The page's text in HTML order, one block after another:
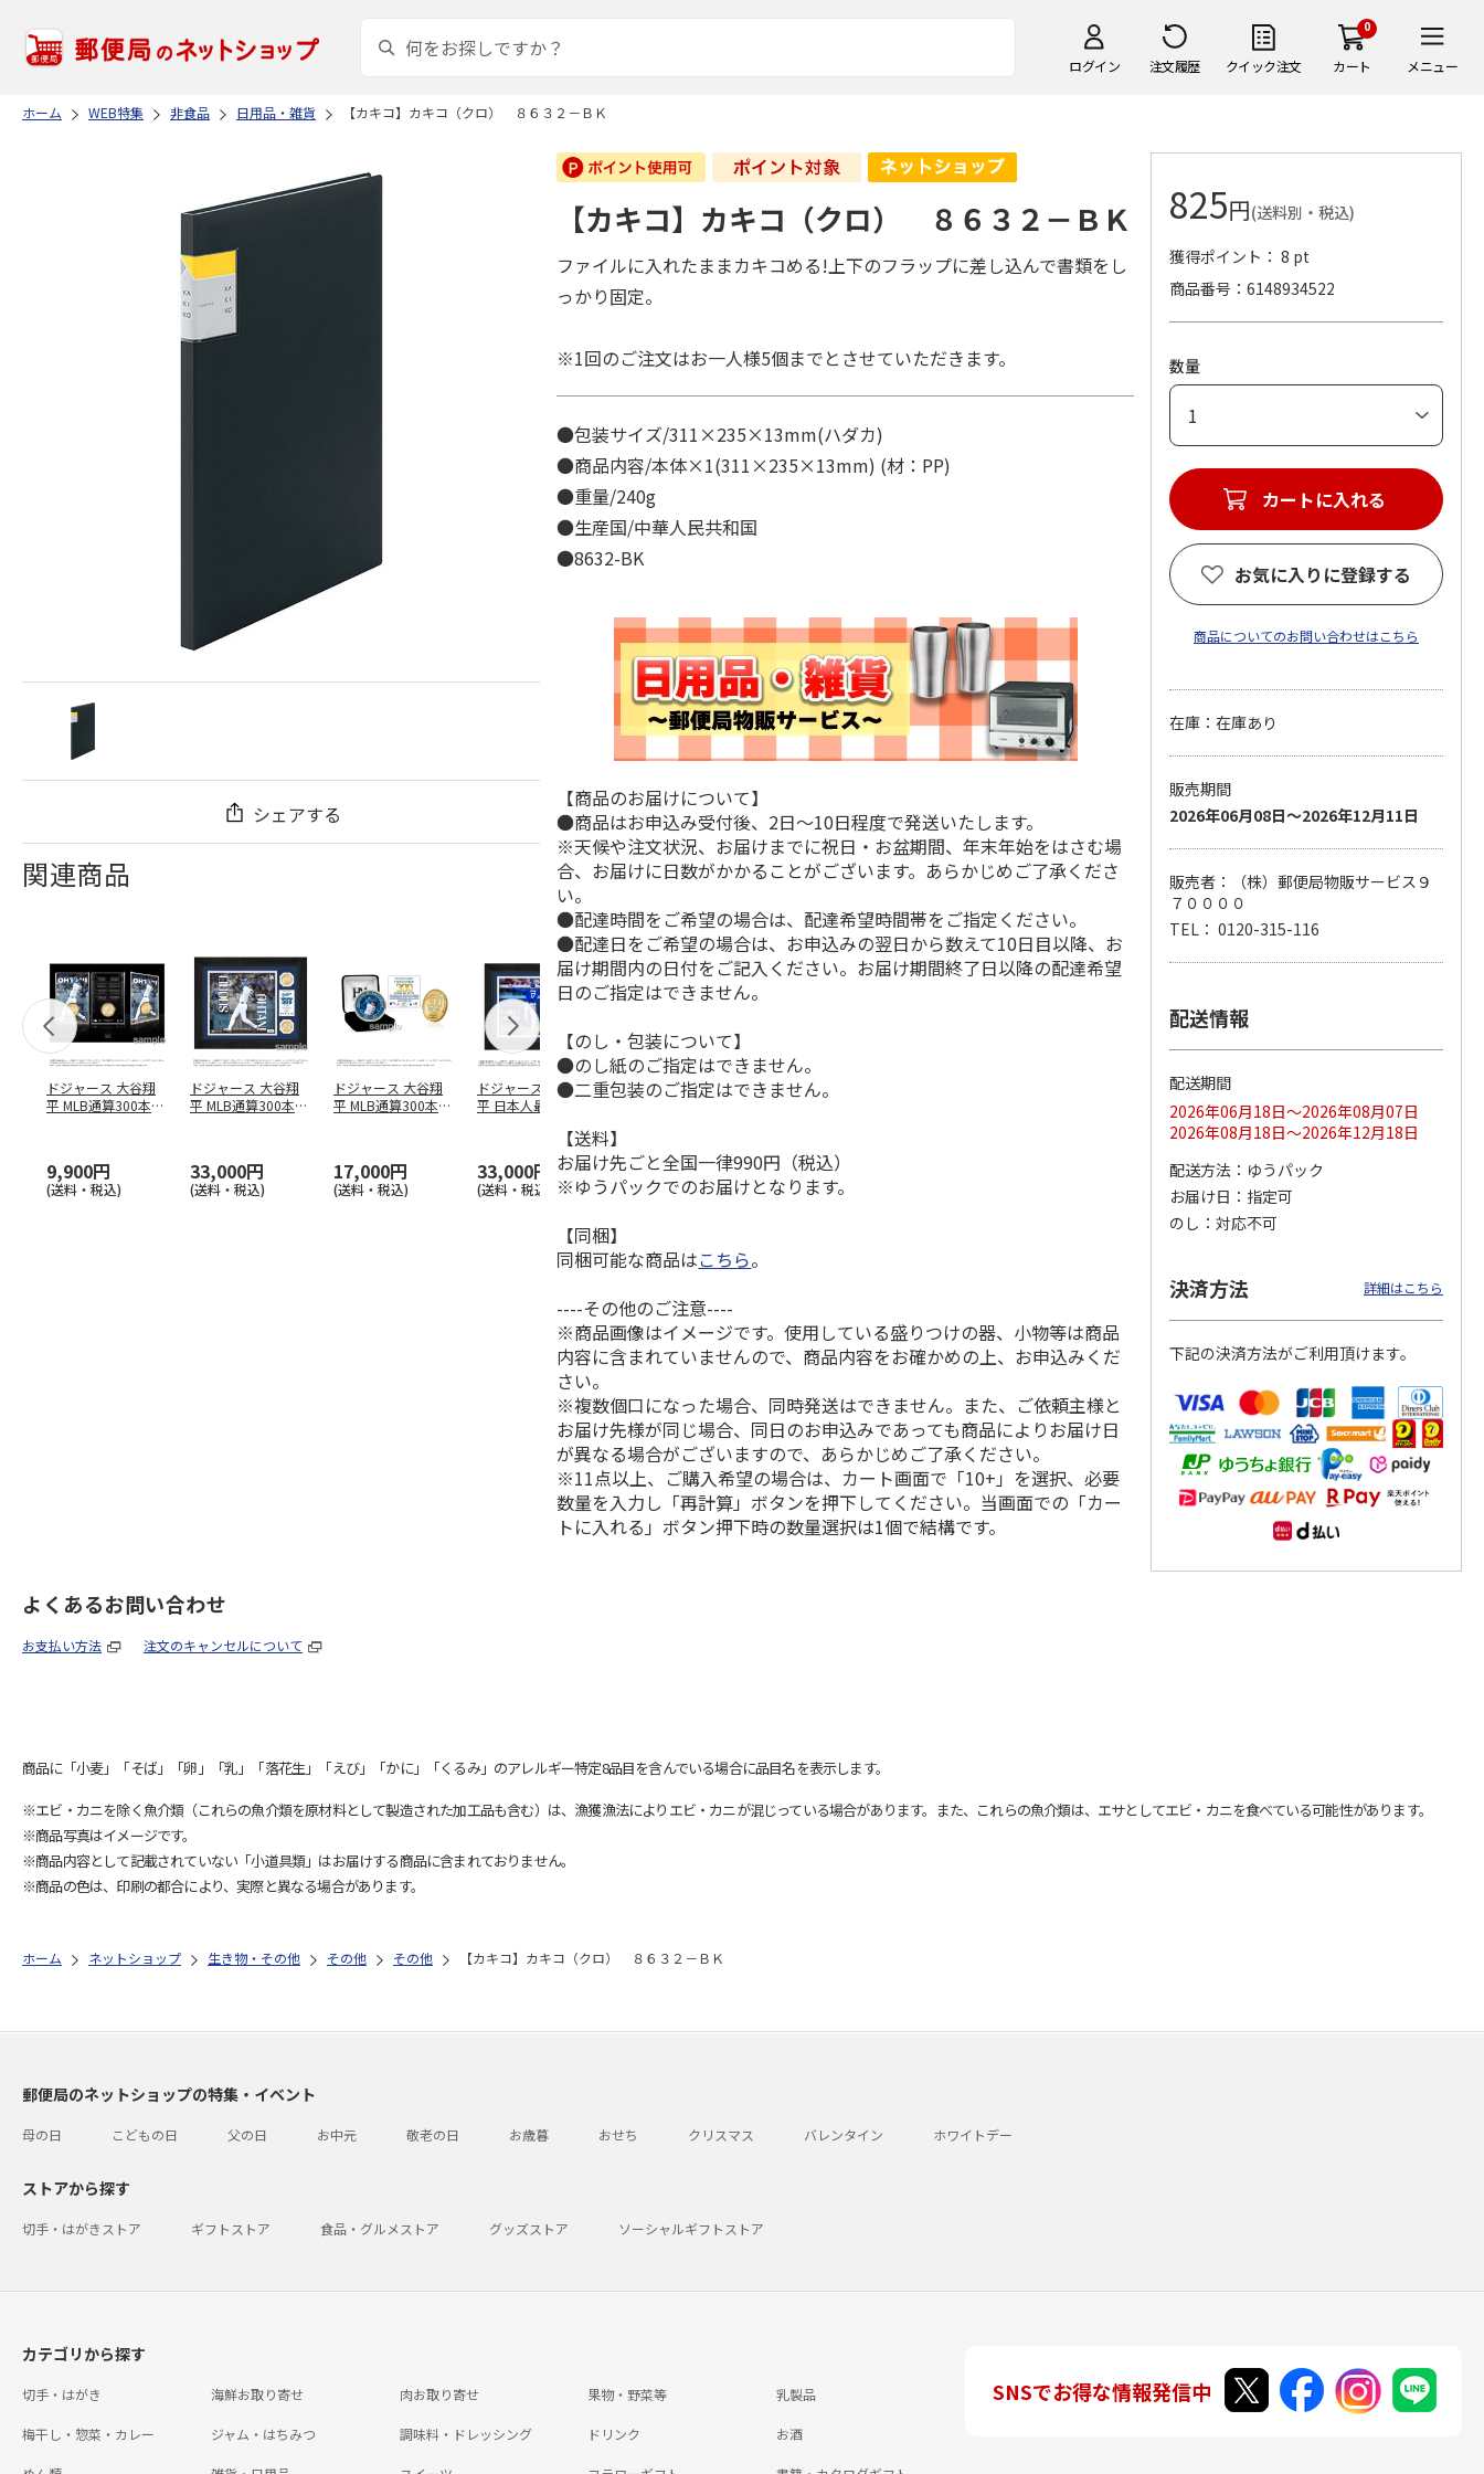
ログイン 注文履歴 クイック注文
0
カート メニュー
ホーム WEB特集 非食品 日用品・雑貨 【カキコ】カキコ（クロ） ８６３２－ＢＫ
シェアする
関連商品
ドジャース 大谷翔
平 MLB通算300本塁
9,900円
(送料・税込)
ドジャース 大谷翔
平 MLB通算300本塁
33,000円
(送料・税込)
ドジャース 大谷翔
平 MLB通算300本塁
17,000円
(送料・税込)
ドジャース 大谷翔
平 日本人最多53試
33,000円
(送料・税込)
MLB ドジャース 大
谷翔平 2026 NL 3・
33,000円
(送料・税込)
ドジャース 大谷翔
9,900円
(送料・税込)
ドジャース 大谷翔
平 日本人最多53試
合連続出塁記念 シ
ル…
17,000円
(送料・税込)
谷翔平 2026 NL 3・
4月投手…
【カキコ】カキコ（クロ） ８６３２－ＢＫ
ファイルに入れたままカキコめる!上下のフラップに差し込んで書類をし
っかり固定。
※1回のご注文はお一人様5個までとさせていただきます。
●包装サイズ/311×235×13mm(ハダカ)
●商品内容/本体×1(311×235×13mm) (材：PP)
●重量/240g
●生産国/中華人民共和国
●8632-BK
【商品のお届けについて】
●商品はお申込み受付後、2日～10日程度で発送いたします。
※天候や注文状況、お届けまでに祝日・お盆期間、年末年始をはさむ場
合、お届けに日数がかかることがございます。あらかじめご了承くださ
い。
●配達時間をご希望の場合は、配達希望時間帯をご指定ください。
●配達日をご希望の場合は、お申込みの翌日から数えて10日目以降、お
届け期間内の日付をご記入ください。お届け期間終了日以降の配達希望
日のご指定はできません。
【のし・包装について】
●のし紙のご指定はできません。
●二重包装のご指定はできません。
【送料】
お届け先ごと全国一律990円（税込）
※ゆうパックでのお届けとなります。
【同梱】
同梱可能な商品はこちら。
----その他のご注意----
※商品画像はイメージです。使用している盛りつけの器、小物等は商品
内容に含まれていませんので、商品内容をお確かめの上、お申込みくだ
さい。
※複数個口になった場合、同時発送はできません。また、ご依頼主様と
お届け先様が同じ場合、同日のお申込みであっても商品によりお届け日
が異なる場合がございますので、あらかじめご了承ください。
※11点以上、ご購入希望の場合は、カート画面で「10+」を選択、必要
数量を入力し「再計算」ボタンを押下してください。当画面での「カー
トに入れる」ボタン押下時の数量選択は1個で結構です。
825円(送料別・税込)
獲得ポイント： 8 pt
商品番号
6148934522
数量
カートに入れる
お気に入りに登録する
商品についてのお問い合わせはこちら
在庫：在庫あり
販売期間
2026年06月08日～2026年12月11日
販売者：（株）郵便局物販サービス９
７００００
TEL： 0120-315-116
配送情報
配送期間
2026年06月18日～2026年08月07日
2026年08月18日～2026年12月18日
配送方法
ゆうパック
お届け日
指定可
のし
対応不可
決済方法 詳細はこちら
下記の決済方法がご利用頂けます。
よくあるお問い合わせ
お支払い方法 注文のキャンセルについて
商品に「小麦」「そば」「卵」「乳」「落花生」「えび」「かに」「くるみ」のアレルギー特定8品目を含んでいる場合に品目名を表示します。
※エビ・カニを除く魚介類（これらの魚介類を原材料として製造された加工品も含む）は、漁獲漁法によりエビ・カニが混じっている場合があります。また、これらの魚介類は、エサとしてエビ・カニを食べている可能性があります。
※商品写真はイメージです。
※商品内容として記載されていない「小道具類」はお届けする商品に含まれておりません。
※商品の色は、印刷の都合により、実際と異なる場合があります。
ホーム ネットショップ 生き物・その他 その他 その他 【カキコ】カキコ（クロ） ８６３２－ＢＫ
郵便局のネットショップの特集・イベント
母の日 こどもの日 父の日 お中元 敬老の日 お歳暮 おせち クリスマス バレンタイン ホワイトデー
ストアから探す
切手・はがきストア ギフトストア 食品・グルメストア グッズストア ソーシャルギフトストア
カテゴリから探す
切手・はがき 海鮮お取り寄せ 肉お取り寄せ 果物・野菜等 乳製品
梅干し・惣菜・カレー ジャム・はちみつ 調味料・ドレッシング ドリンク お酒
SNSでお得な情報発信中